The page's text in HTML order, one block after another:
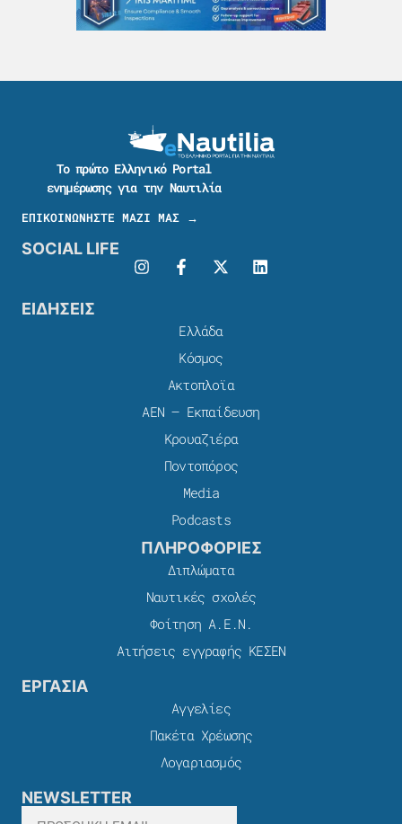
Το πρώτο Ελληνικό Portal
ενημέρωσης για την Ναυτιλία
ΕΠΙΚΟΙΝΩΝΗΣΤΕ ΜΑΖΙ ΜΑΣ →
SOCIAL LIFE
ΕΙΔΗΣΕΙΣ
Ελλάδα
Κόσμος
Ακτοπλοϊα
ΑΕΝ – Εκπαίδευση
Κρουαζιέρα
Ποντοπόρος
Media
Podcasts
ΠΛΗΡΟΦΟΡΙΕΣ
Διπλώματα
Ναυτικές σχολές
Φοίτηση Α.Ε.Ν.
Αιτήσεις εγγραφής ΚΕΣΕΝ
ΕΡΓΑΣΙΑ
Αγγελίες
Πακέτα Χρέωσης​
Λογαριασμός
NEWSLETTER